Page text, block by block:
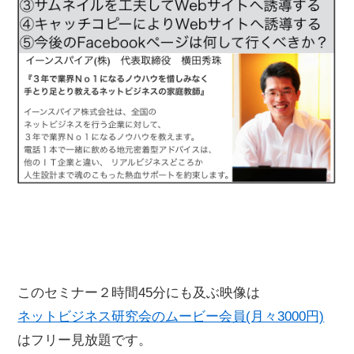
このセミナー２時間45分にも及ぶ映像は
ネットビジネス研究会のムービー会員(月々3000円)
はフリー見放題です。